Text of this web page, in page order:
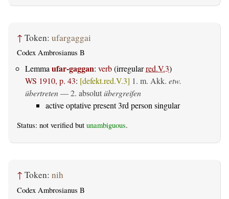
↑ Token: ufargaggai
Codex Ambrosianus B
Lemma ufar-gaggan: verb(irregularred.V.3)
WS 1910, p. 43: [defekt.red.V.3] 1. m. Akk. etw.
übertreten— 2. absolutübergreifen
active optative present 3rd person singular
Status: not verified but unambiguous.
↑ Token: nih
Codex Ambrosianus B